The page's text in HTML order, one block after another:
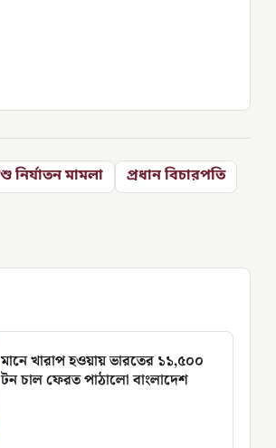
নির্যাতন মামলা
প্রধান বিচারপতি
মানে খারাপ হওয়ায় ভারতের ১১,৫০০
টন চাল ফেরত পাঠালো বাংলাদেশ